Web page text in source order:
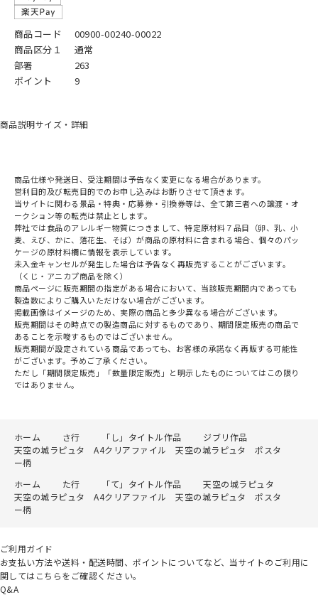
商品コード
00900-00240-00022
商品区分１
通常
部署
263
ポイント
9
商品説明サイズ・詳細
商品仕様や発送日、受注期間は予告なく変更になる場合があります。
営利目的及び転売目的でのお申し込みはお断りさせて頂きます。
当サイトに関わる景品・特典・応募券・引換券等は、全て第三者への譲渡・オ
ークション等の転売は禁止とします。
弊社では食品のアレルギー物質につきまして、特定原材料７品目（卵、乳、小
麦、えび、かに、落花生、そば）が商品の原材料に含まれる場合、個々のパッ
ケージの原材料欄に情報を表示しています。
未入金キャンセルが発生した場合は予告なく再販売することがございます。
（くじ・アニカプ商品を除く）
商品ページに販売期間の指定がある場合において、当該販売期間内であっても
製造数によりご購入いただけない場合がございます。
掲載画像はイメージのため、実際の商品と多少異なる場合がございます。
販売期間はその時点での製造商品に対するものであり、期間限定販売の商品で
あることを示唆するものではございません。
販売期間が設定されている商品であっても、お客様の承諾なく再販する可能性
がございます。予めご了承ください。
ただし「期間限定販売」「数量限定販売」と明示したものについてはこの限り
ではありません。
ホーム さ行 「し」タイトル作品
ジブリ作品
天空の城ラピュタ A4クリアファイル 天空の城ラピュタ ポスタ
ー柄
ホーム
た行 「て」タイトル作品
天空の城ラピュタ
天空の城ラピュタ A4クリアファイル 天空の城ラピュタ ポスタ
ー柄
ご利用ガイド
お支払い方法や送料・配送時間、ポイントについてなど、当サイトのご利用に
関してはこちらをご確認ください。
Q&A